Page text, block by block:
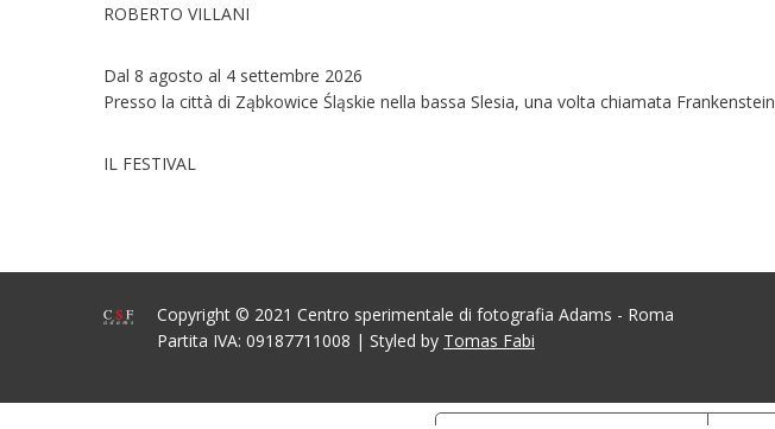
ROBERTO VILLANI
Dal 8 agosto al 4 settembre 2026
Presso la città di Ząbkowice Śląskie nella bassa Slesia, una volta chiamata Frankenstein
IL FESTIVAL
Copyright © 2021 Centro sperimentale di fotografia Adams - Roma
Partita IVA: 09187711008 | Styled by Tomas Fabi